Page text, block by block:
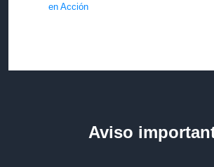
en Acción
Aviso